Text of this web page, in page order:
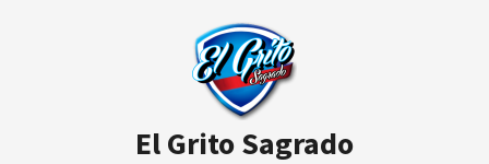
El Grito Sagrado